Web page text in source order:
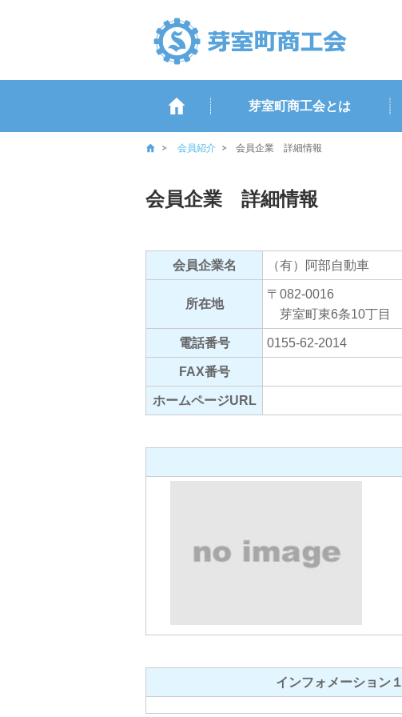
芽室町商工会とは
会員紹介 会員企業 詳細情報
会員企業 詳細情報
会員企業名 （有）阿部自動車
所在地
〒082-0016
芽室町東6条10丁目
電話番号 0155-62-2014
FAX番号
ホームページURL
インフォメーション１